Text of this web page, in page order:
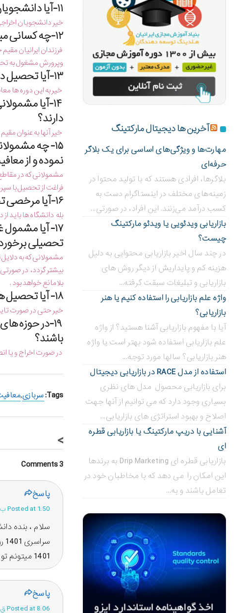
۱۱-آیا دانشجویان اخراجی مجاز به ادامه تحصیل هستند؟
خیر دانشجویان
۱۲-چه كسانی میتوانند از معافیت تحصیلی دانش آموزی در خارج از كشور استفاده نمایند؟
وپرورش مشغول به
۱۳-آیا تحصیل در دوره های زبان در خارج از كشور برای ورود به دانشگاه درشمول معافیت تحصیلی قرار می گیرند؟
خیر به این دوره ها
۱۴-آیا
دارند؟
خیر آنها به عنوان
۱۵- چه
نموده و از
مشمولانی كه در
فراغت از تحصیل با سپردن
۱۶-آیا مرخصی تحصیلی جزء سنوات مجاز تحصیلی محسوب می گردد ؟
بله دانشگاه ها
۱۷- آیا
تحصیلی
مشمولانی که به
بیشتر گردد، در
بلامانع خواهد بود .
۱۸- آیا تحصیل همزمان با خدمت امکان پذیر می باشد؟
خیر حتی در صورت
۱۹-در حوزه
باشند؟
در صورت اخراج و یا
Tags: سربازی,
>
3 Comments
پاسخ
Posted at 1:50 ب.ظ, 02/08/2021
1401 میتونم تو رشته ای مثل پزشکی ادامه تحصیل بدم؟ اصلا منی که الان ترم 4 تموم کردم میتونم مرخصی تحصیلی بگیرم؟
پاسخ
Posted at 8:06 ق.ظ, 12/07/2021
آخرین ها دیجیتال مارکتینگ
مهارت‌ها و ویژگی‌های اساسی برای یک بلاگر
حرفه‌ای
بلاگر‌ها، افرادی هستند که با تولید محتوا در
زمینه‌های مختلف در اینستاگرام دست به
کسب درآمد می‌زنند. این افراد، در صورتی...
بازاریابی ویدئویی ‌یا ویدئو مارکتینگ
چیست؟
در چند سال اخیر بازاریابی محتوایی به دلیل
هزینه کم و پایداریش از دیگر روش های
بازاریابی و تبلیغات سبقت گرفته...
واژه علم بازاریابی را استفاده کنیم یا هنر
بازاریابی؟
آیا با مفهوم بازاریابی آشنا هستید؟ از واژه
علم بازاریابی استفاده شود بهتر است یا واژه
هنر بازاریابی؟ سالها مورد توجه...
استفاده از مدل RACE در بازاریابی دیجیتال
برای بازاریابی محصول مدل های نظری
بسیاری وجود دارد که می توانیم از آنها جهت
اصلاح و بهبود استراتژی های بازاریابی...
آشنایی با دریپ مارکتینگ یا بازاریابی قطره
ای
بازاریابی قطره ای Drip Marketing به برندها
این امکان را می دهد که با مخاطبان خود در
تعامل باشند و به...